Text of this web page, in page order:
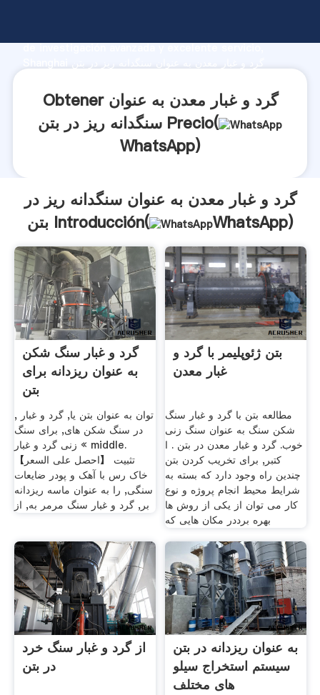
de investigación avanzada y excelente servicio,
clientes.Obtener گرد و غبار معدن به عنوان
سنگدانه ریز در بتن Precio(
WhatsApp)
گرد و غبار معدن به عنوان سنگدانه ریز در
بتن Introducción(
WhatsApp)
گرد و غبار سنگ شکن
به عنوان ریزدانه برای
بتن
, توان به عنوان بتن یا, گرد و غبار
در سنگ شکن های, برای سنگ
زنی گرد و غبار « middle.
【احصل على السعر】 تثبیت
خاک رس با آهک و پودر ضایعات
سنگی, را به عنوان ماسه ریزدانه
بر, گرد و غبار سنگ مرمر به, از
بتن ژئوپلیمر با گرد و
غبار معدن
مطالعه بتن با گرد و غبار سنگ
شکن سنگ به عنوان سنگ زنی
خوب. گرد و غبار معدن در بتن . ا
کتبر, برای تخریب کردن بتن
چندین راه وجود دارد که بسته به
شرایط محیط انجام پروژه و نوع
کار می توان از یکی از روش ها
بهره برددر مکان هایی که
از گرد و غبار سنگ خرد
در بتن
به عنوان ریزدانه در بتن
سیستم استخراج سیلو
های مختلف